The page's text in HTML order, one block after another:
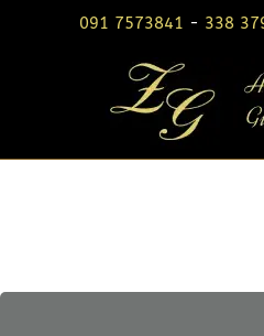
091 7573841 - 338